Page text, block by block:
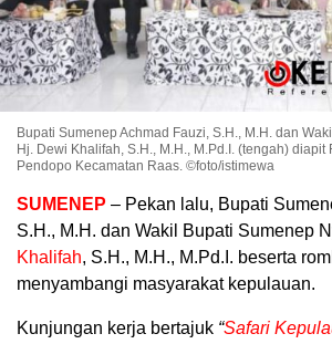
Bupati Sumenep Achmad Fauzi, S.H., M.H. dan
Hj. Dewi Khalifah, S.H., M.H., M.Pd.I. (tengah)
Pendopo Kecamatan Raas. ©foto/istimewa
SUMENEP – Pekan lalu, Bupati
S.H., M.H. dan Wakil Bupati Sumenep
Khalifah, S.H., M.H., M.Pd.I. beserta
menyambangi masyarakat kepulauan.
Kunjungan kerja bertajuk “Safari